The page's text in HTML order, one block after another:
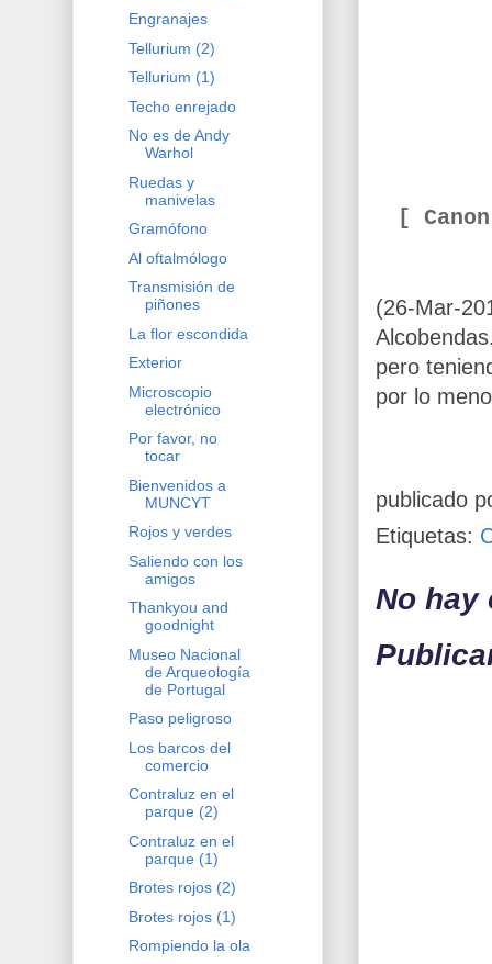
[
(26-Mar-
pero
por lo
publicado
Etiquetas:
No hay
Engranajes
Tellurium (2)
Tellurium (1)
Techo enrejado
No es de Andy
Warhol
Ruedas y
manivelas
Gramófono
Al oftalmólogo
Transmisión de
piñones
La flor escondida
Exterior
Microscopio
electrónico
Por favor, no
tocar
Bienvenidos a
MUNCYT
Rojos y verdes
Saliendo con los
amigos
Thankyou and
goodnight
Museo Nacional
de Arqueología
de Portugal
Paso peligroso
Los barcos del
comercio
Contraluz en el
parque (2)
Contraluz en el
parque (1)
Brotes rojos (2)
Brotes rojos (1)
Rompiendo la ola